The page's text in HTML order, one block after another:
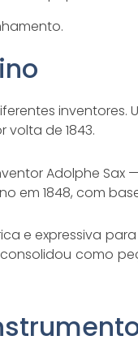
inventores.
volta de 1843.
Adolphe
em 1848, com
e expressiva
como